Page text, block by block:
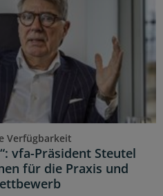
Verfügbarkeit
vfa-Präsident Steutel
für die Praxis und